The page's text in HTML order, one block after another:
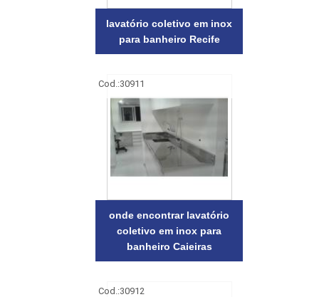
lavatório coletivo em inox
para banheiro Recife
Cod.:30911
onde encontrar lavatório
coletivo em inox para
banheiro Caieiras
Cod.:30912